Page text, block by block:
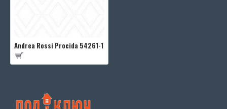
Andrea Rossi Procida 54261-1